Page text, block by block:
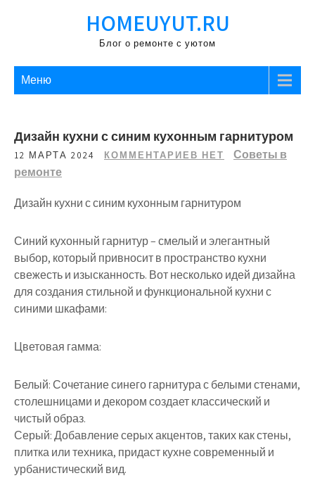
HOMEUYUT.RU
Блог о ремонте с уютом
Меню
Дизайн кухни с синим кухонным гарнитуром
12 МАРТА 2024 КОММЕНТАРИЕВ НЕТ
Советы в
ремонте
Дизайн кухни с синим кухонным гарнитуром
Синий кухонный гарнитур – смелый и элегантный
выбор, который привносит в пространство кухни
свежесть и изысканность. Вот несколько идей дизайна
для создания стильной и функциональной кухни с
синими шкафами:
Цветовая гамма:
Белый: Сочетание синего гарнитура с белыми стенами,
столешницами и декором создает классический и
чистый образ.
Серый: Добавление серых акцентов, таких как стены,
плитка или техника, придаст кухне современный и
урбанистический вид.